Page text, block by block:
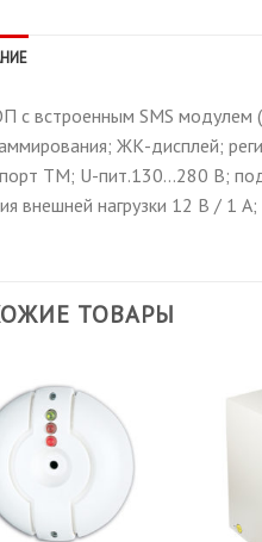
с встроенным SMS модулем
ЖК-дисплей;
ТМ; U-пит.130…280 В;
внешней нагрузки 12 В / 1
ТОВАРЫ